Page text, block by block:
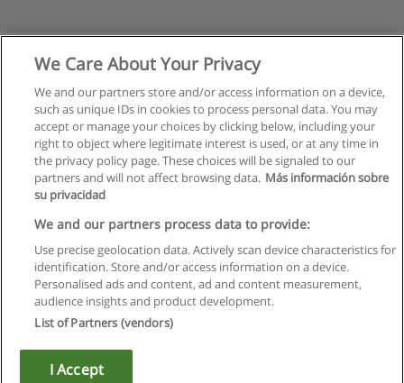
Правила пользования
Конфиденциальность информации
Напишите Educaedu
Copyright © Educaedu Business S.L. - CIF : B-95610580: -
We Care About Your Privacy
We and our partners store and/or access information on a device,
such as unique IDs in cookies to process personal data. You may
accept or manage your choices by clicking below, including your
right to object where legitimate interest is used, or at any time in
the privacy policy page. These choices will be signaled to our
partners and will not affect browsing data. Más información sobre
su privacidad
We and our partners process data to provide:
Use precise geolocation data. Actively scan device characteristics for
identification. Store and/or access information on a device.
Personalised ads and content, ad and content measurement,
audience insights and product development.
List of Partners (vendors)
I Accept